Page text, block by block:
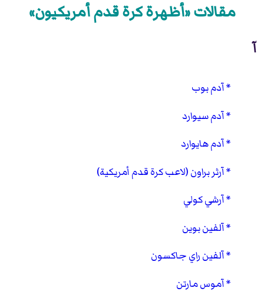
مقالات «أظهرة كرة قدم أمريكيون»
آ
آدم بوب
آدم سيوارد
آدم هايوارد
آرثر براون (لاعب كرة قدم أمريكية)
آرشي كولي
آلفين بوين
آلفين راي جاكسون
آموس مارتن